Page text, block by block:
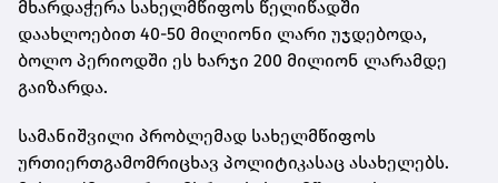
მხარდაჭერა სახელმწიფოს წელიწადში
დაახლოებით 40-50 მილიონი ლარი უჯდებოდა,
ბოლო პერიოდში ეს ხარჯი 200 მილიონ ლარამდე
გაიზარდა.
სამანიშვილი პრობლემად სახელმწიფოს
ურთიერთგამომრიცხავ პოლიტიკასაც ასახელებს.